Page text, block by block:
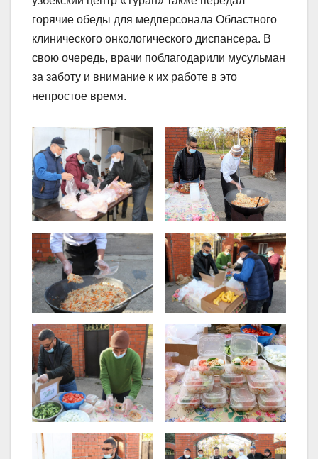
горячие обеды для медперсонала Областного
клинического онкологического диспансера. В
свою очередь, врачи поблагодарили мусульман
за заботу и внимание к их работе в это
непростое время.